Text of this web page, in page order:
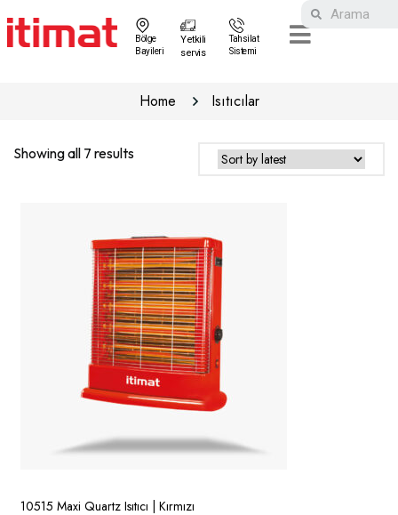
Bölge
Bayileri
Yetkili
servis
Tahsilat
Sistemi
Home Isıtıcılar
Showing all 7 results
10515 Maxi Quartz Isıtıcı | Kırmızı